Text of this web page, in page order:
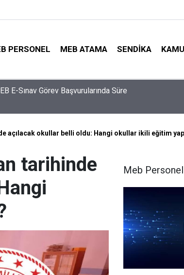
PERSONEL MEB ATAMA SENDIKA
En Çok Öğretmen Aradığı 15 Branş!
açılacak okullar belli oldu: Hangi okullar ikili eğitim
tarihinde
Meb Personel